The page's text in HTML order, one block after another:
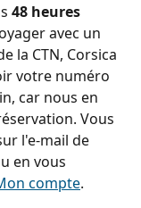
48 heures
avec un
la CTN, Corsica
votre numéro
car nous en
Vous
l'e-mail de
en vous
compte.